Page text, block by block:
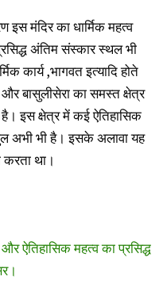
इस मंदिर का धार्मिक महत्व
अंतिम संस्कार स्थल भी
कार्य ,भागवत इत्यादि होते
बासुलीसेरा का समस्त क्षेत्र
इस क्षेत्र में कई ऐतिहासिक
अभी भी है। इसके अलावा यह
करता था।
ऐतिहासिक महत्व का प्रसिद्ध